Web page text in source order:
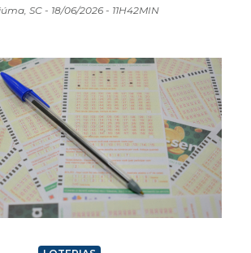
SC - 18/06/2026 - 11H42MIN